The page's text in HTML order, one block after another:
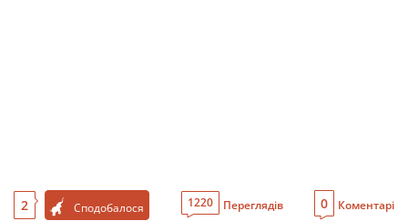
2 Сподобалося 1220 Переглядів 0 Коментарі